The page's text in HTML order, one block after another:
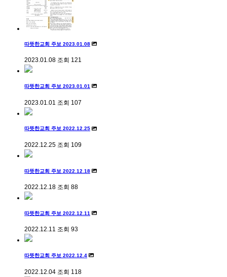
따뜻한교회 주보 2023.01.08
2023.01.08 조회 121
따뜻한교회 주보 2023.01.01
2023.01.01 조회 107
따뜻한교회 주보 2022.12.25
2022.12.25 조회 109
따뜻한교회 주보 2022.12.18
2022.12.18 조회 88
따뜻한교회 주보 2022.12.11
2022.12.11 조회 93
따뜻한교회 주보 2022.12.4
2022.12.04 조회 118